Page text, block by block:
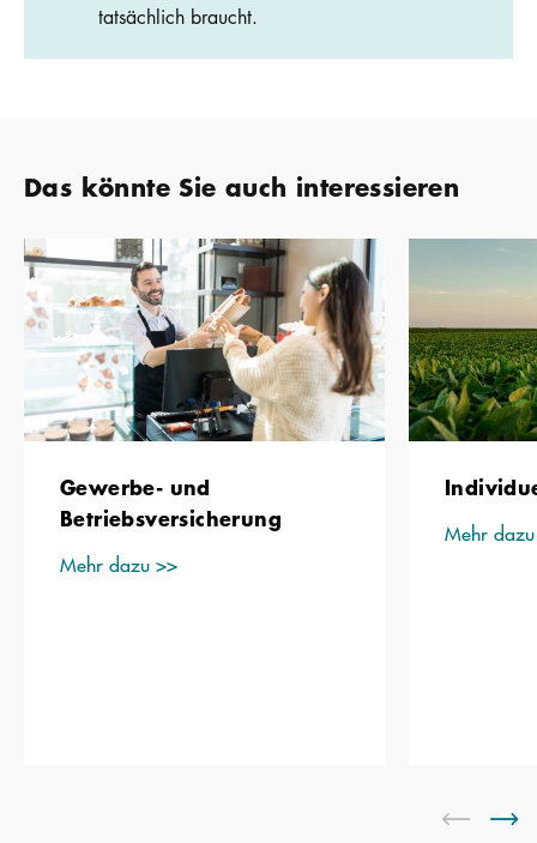
tatsächlich braucht.
Das könnte Sie auch interessieren
Gewerbe-­ und
Betriebsversicherung
Mehr dazu >>
Mehr